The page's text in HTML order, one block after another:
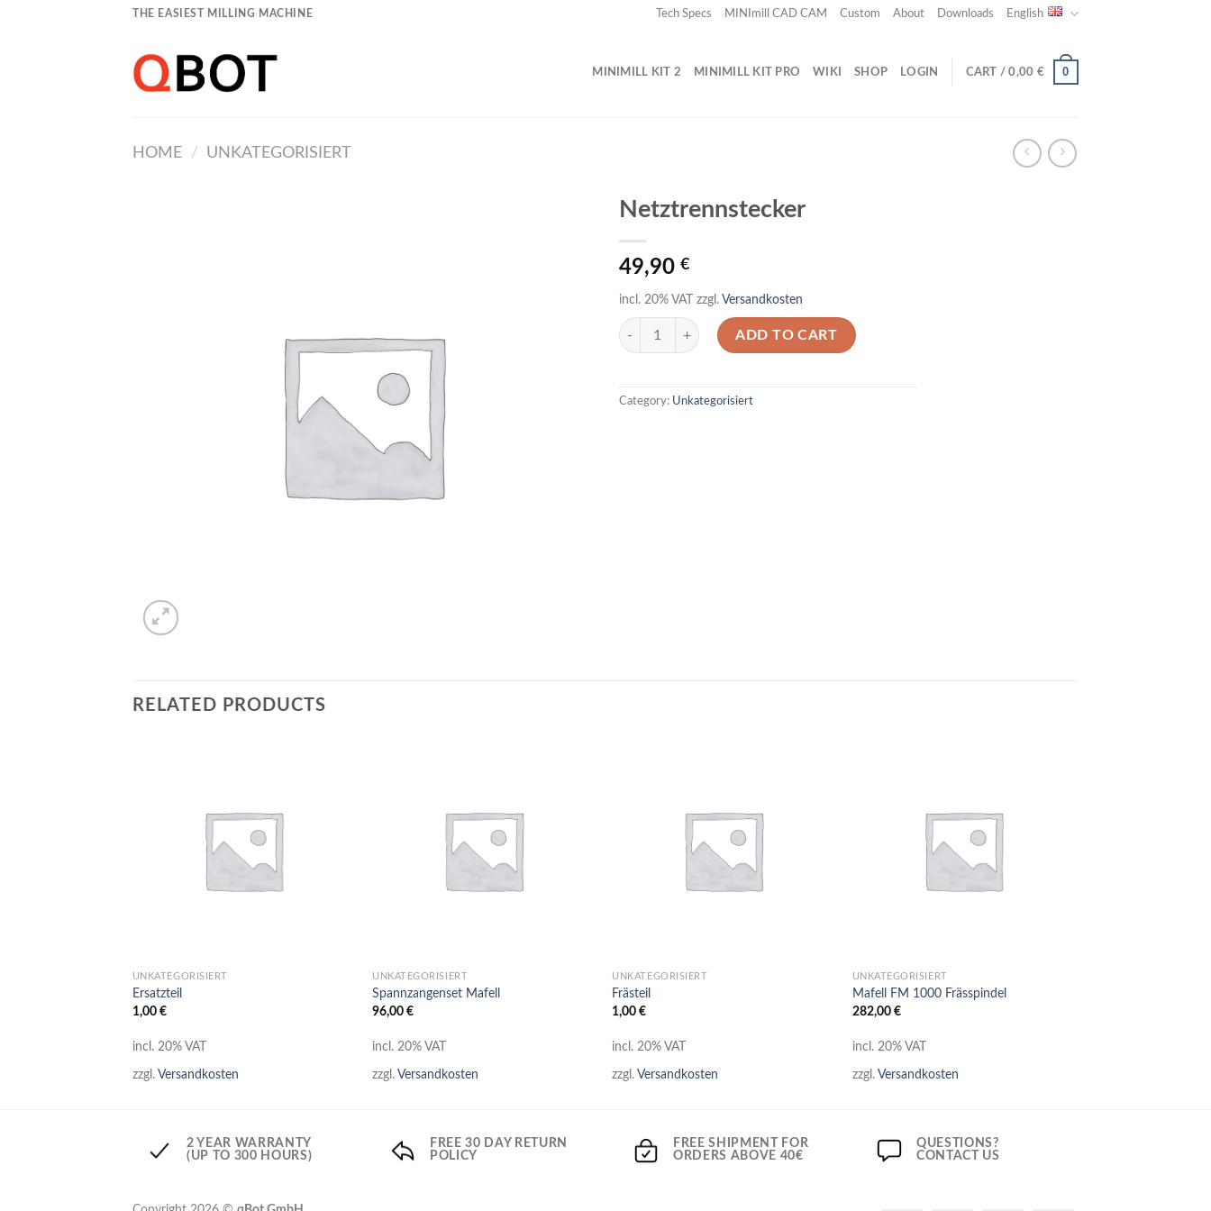
THE EASIEST MILLING MACHINE Tech Specs MINImill CAD CAM Custom About Downloads English
MINIMILL KIT 2 MINIMILL KIT PRO WIKI SHOP LOGIN CART /0,00 € 0
HOME / UNKATEGORISIERT
Netztrennstecker
49,90 €
incl. 20% VAT zzgl. Versandkosten
Netztrennstecker quantity
ADD TO CART
Category: Unkategorisiert
RELATED PRODUCTS
UNKATEGORISIERT
Ersatzteil
1,00 €
incl. 20% VAT
zzgl. Versandkosten
UNKATEGORISIERT
Spannzangenset Mafell
96,00€
incl. 20% VAT
zzgl.Versandkosten
UNKATEGORISIERT
Frästeil
1,00€
incl. 20% VAT
zzgl.Versandkosten
UNKATEGORISIERT
Mafell FM 1000 Frässpindel
282,00 €
incl. 20% VAT
zzgl. Versandkosten
2 YEAR WARRANTY
(UP TO 300 HOURS)
FREE 30 DAY RETURN
POLICY
FREE SHIPMENT FOR
ORDERS ABOVE 40€
QUESTIONS?
CONTACT US